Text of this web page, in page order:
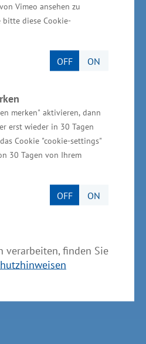
Vimeo ansehen zu
bitte diese Cookie-
OFF ON
merken" aktivieren, dann
erst wieder in 30 Tagen
Cookie "cookie-settings"
30 Tagen von Ihrem
OFF ON
verarbeiten, finden Sie
und Downloads